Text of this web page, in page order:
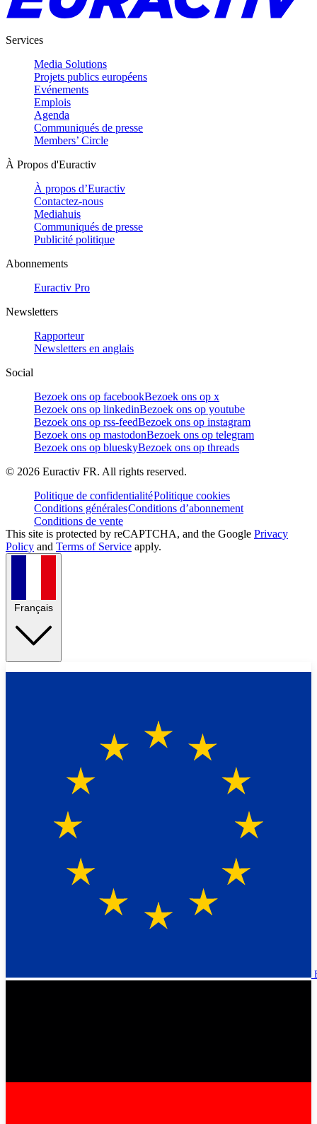
Services
Media Solutions
Projets publics européens
Evénements
Emplois
Agenda
Communiqués de presse
Members’ Circle
À Propos d'Euractiv
À propos d’Euractiv
Contactez-nous
Mediahuis
Communiqués de presse
Publicité politique
Abonnements
Euractiv Pro
Newsletters
Rapporteur
Newsletters en anglais
Social
Bezoek ons op facebookBezoek ons op x
Bezoek ons op linkedinBezoek ons op youtube
Bezoek ons op rss-feedBezoek ons op instagram
Bezoek ons op mastodonBezoek ons op telegram
Bezoek ons op blueskyBezoek ons op threads
© 2026 Euractiv FR. All rights reserved.
Politique de confidentialitéPolitique cookies
Conditions généralesConditions d’abonnement
Conditions de vente
This site is protected by reCAPTCHA, and the Google Privacy
Policy and Terms of Service apply.
Français